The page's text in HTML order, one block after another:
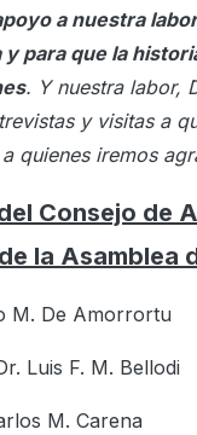
a nuestra
y para que la
. Y nuestra labor,
y visitas a
quienes iremos
Consejo de
la Asamblea
M. De Amorrortu
Luis F. M. Bellodi
M. Carena